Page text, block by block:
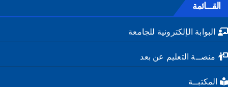
القـــائمة
البوابة الإلكترونية للجامعة
منصــة التعليم عن بعد
المكتبــة